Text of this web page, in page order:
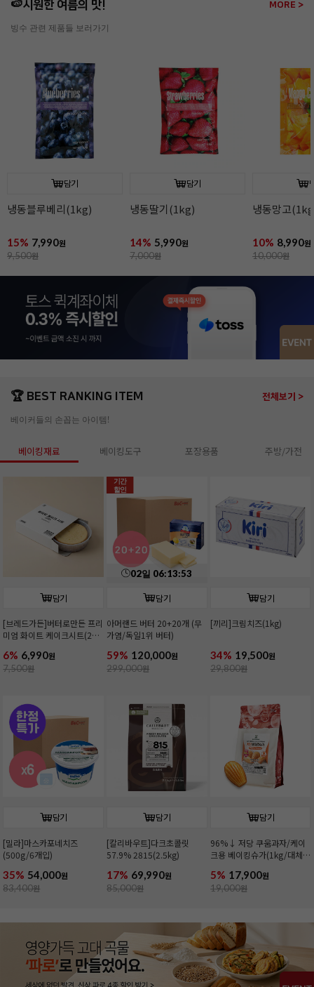
🍉시원한 여름의 맛! MORE >
빙수 관련 제품들 보러가기
담기
냉동블루베리(1kg)
15% 7,990원
9,500원
담기
냉동딸기(1kg)
14% 5,990원
7,000원
냉동망고
10% 8,990원
10,000원
🏆 BEST RANKING ITEM 전체보기 >
베이커들의 손꼽는 아이템!
베이킹재료 베이킹도구 포장용품 주방/가전
담기
[브레드가든]버터로만든 프리
미엄 화이트 케이크시트(2호/
6% 6,990원
7,500원
기간
할인
02일 06:13:52
담기
아머랜드 버터 20+20개 (무
가염/독일1위 버터)
59% 120,000원
299,000원
담기
[끼리]크림치즈(1kg)
34% 19,500원
29,800원
담기
[밀라]마스카포네치즈
(500g/6개입)
35% 54,000원
83,400원
담기
[칼리바우트]다크초콜릿
57.9% 2815(2.5kg)
17% 69,990원
85,000원
담기
96%↓ 저당 쿠움과자/케이
크용 베이킹슈가(1kg/대체
5% 17,900원
19,000원